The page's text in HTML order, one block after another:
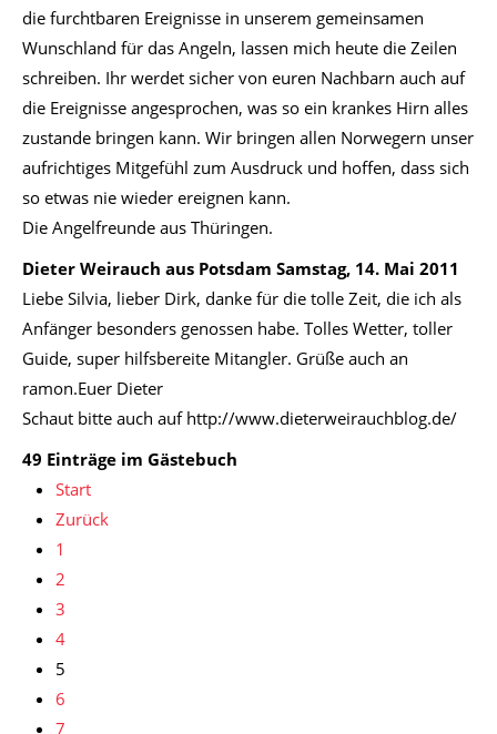
die furchtbaren Ereignisse in unserem gemeinsamen
Wunschland für das Angeln, lassen mich heute die Zeilen
schreiben. Ihr werdet sicher von euren Nachbarn auch auf
die Ereignisse angesprochen, was so ein krankes Hirn alles
zustande bringen kann. Wir bringen allen Norwegern unser
aufrichtiges Mitgefühl zum Ausdruck und hoffen, dass sich
so etwas nie wieder ereignen kann.
Die Angelfreunde aus Thüringen.
Dieter Weirauch aus Potsdam Samstag, 14. Mai 2011
Liebe Silvia, lieber Dirk, danke für die tolle Zeit, die ich als
Anfänger besonders genossen habe. Tolles Wetter, toller
Guide, super hilfsbereite Mitangler. Grüße auch an
ramon.Euer Dieter
Schaut bitte auch auf http://www.dieterweirauchblog.de/
49 Einträge im Gästebuch
Start
Zurück
1
2
3
4
5
6
7